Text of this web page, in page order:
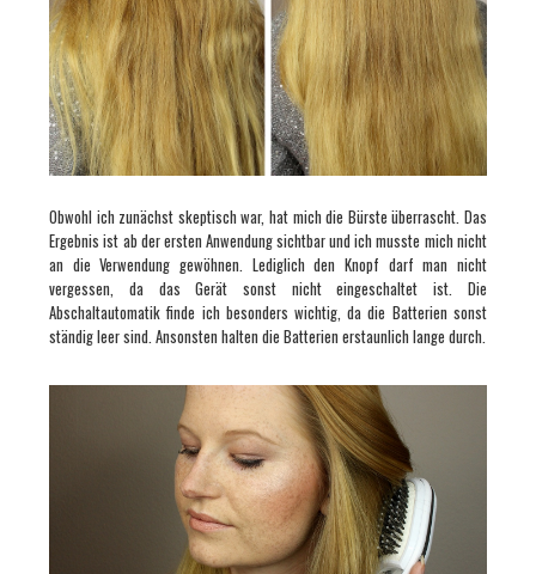
Obwohl ich zunächst skeptisch war, hat mich die Bürste überrascht. Das
Ergebnis ist ab der ersten Anwendung sichtbar und ich musste mich nicht
an die Verwendung gewöhnen. Lediglich den Knopf darf man nicht
vergessen, da das Gerät sonst nicht eingeschaltet ist. Die
Abschaltautomatik finde ich besonders wichtig, da die Batterien sonst
ständig leer sind. Ansonsten halten die Batterien erstaunlich lange durch.